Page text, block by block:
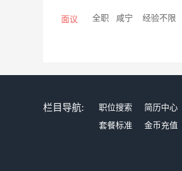
面议 全职 咸宁 经验不限
栏目导航: 职位搜索 简历中心
套餐标准
金币充值